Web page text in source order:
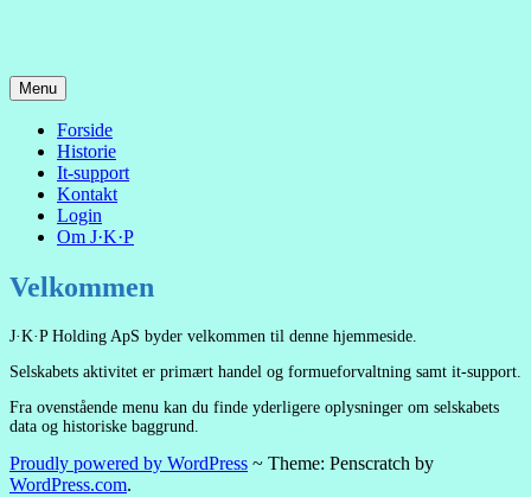
Skip
to
content
J·K·P Holding ApS
Menu
Forside
Historie
It-support
Kontakt
Login
Om J·K·P
Velkommen
J·K·P Holding ApS byder velkommen til denne hjemmeside.
Selskabets aktivitet er primært handel og formueforvaltning samt it-support.
Fra ovenstående menu kan du finde yderligere oplysninger om selskabets
data og historiske baggrund.
Proudly powered by WordPress ~ Theme: Penscratch by
WordPress.com.